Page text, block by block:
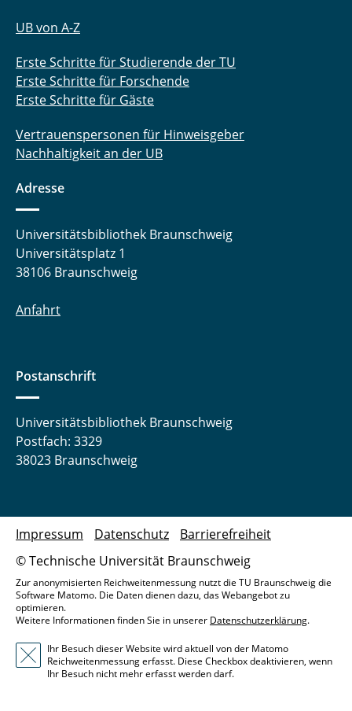
UB von A-Z
Erste Schritte für Studierende der TU
Erste Schritte für Forschende
Erste Schritte für Gäste
Vertrauenspersonen für Hinweisgeber
Nachhaltigkeit an der UB
Adresse
Universitätsbibliothek Braunschweig
Universitätsplatz 1
38106 Braunschweig
Anfahrt
Postanschrift
Universitätsbibliothek Braunschweig
Postfach: 3329
38023 Braunschweig
© Technische Universität Braunschweig
Impressum Datenschutz Barrierefreiheit
Zur anonymisierten Reichweitenmessung nutzt die TU Braunschweig die
Software Matomo. Die Daten dienen dazu, das Webangebot zu
optimieren.
Weitere Informationen finden Sie in unserer Datenschutzerklärung.
Ihr Besuch dieser Website wird aktuell von der Matomo
Reichweitenmessung erfasst. Diese Checkbox deaktivieren, wenn
Ihr Besuch nicht mehr erfasst werden darf.